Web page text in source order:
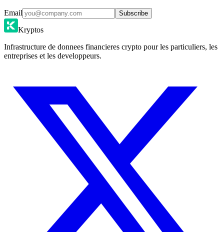
Email Subscribe
Kryptos
Infrastructure de donnees financieres crypto pour les particuliers, les
entreprises et les developpeurs.